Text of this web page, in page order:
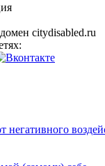
citydisabled.ru
негативного